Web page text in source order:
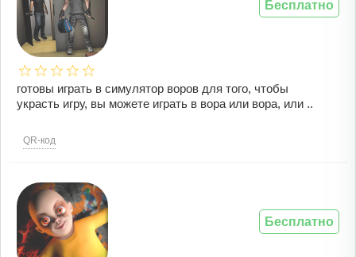
готовы играть в симулятор воров для того, чтобы
украсть игру, вы можете играть в вора или вора, или ..
QR-код
Бесплатно
Бесплатно